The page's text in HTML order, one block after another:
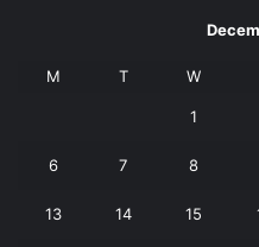
M T W
1
6 7 8
13 14 15